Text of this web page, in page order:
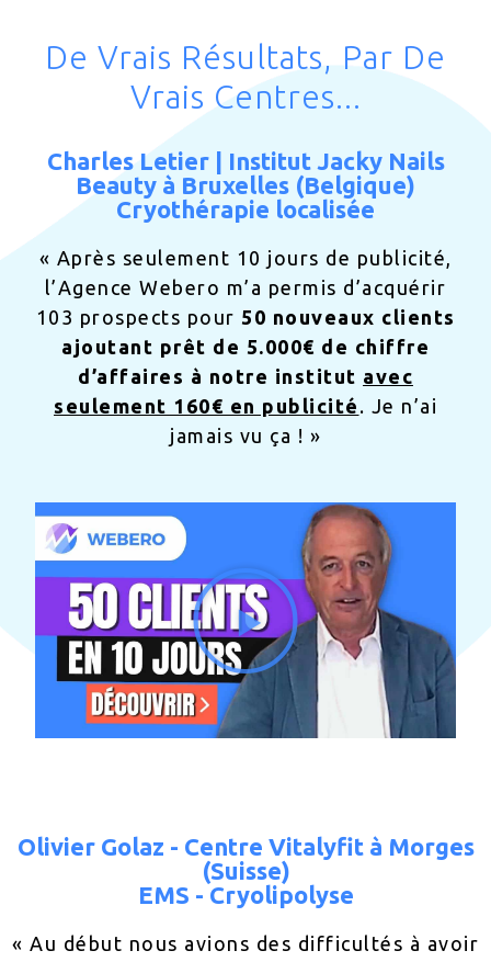
De Vrais Résultats, Par De
Vrais Centres...
Charles Letier | Institut Jacky Nails
Beauty à Bruxelles (Belgique)
Cryothérapie localisée
« Après seulement 10 jours de publicité,
l’Agence Webero m’a permis d’acquérir
103 prospects pour 50 nouveaux clients
ajoutant prêt de 5.000€ de chiffre
d’affaires à notre institut avec
seulement 160€ en publicité . Je n’ai
jamais vu ça ! »
Olivier Golaz - Centre Vitalyfit à Morges
(Suisse)
EMS - Cryolipolyse
« Au début nous avions des difficultés à avoir